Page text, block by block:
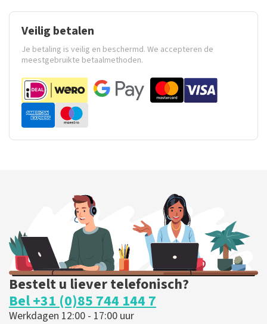
Veilig betalen
Je betaling is veilig en beschermd. We accepteren de
meestgebruikte betaalmethoden.
Bestelt u liever telefonisch?
Bel +31 (0)85 744 144 7
Werkdagen 12:00 - 17:00 uur